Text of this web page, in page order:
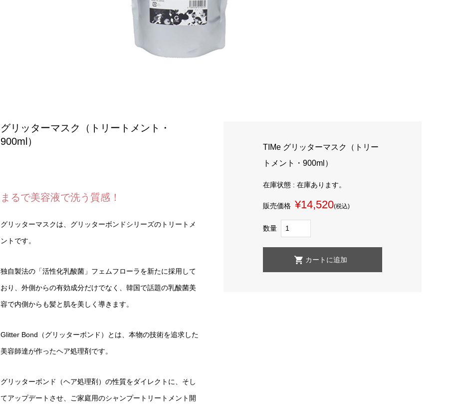
グリッターマスク（トリートメント・
900ml）
まるで美容液で洗う質感！
グリッターマスクは、グリッターボンドシリーズのトリートメ
ントです。
独自製法の「活性化乳酸菌」フェムフローラを新たに採用して
おり、外側からの有効成分だけでなく、韓国で話題の乳酸菌美
容で内側からも髪と肌を美しく導きます。
Glitter Bond（グリッターボンド）とは、本物の技術を追求した
美容師達が作ったヘア処理剤です。
グリッターボンド（ヘア処理剤）の性質をダイレクトに、そし
てアップデートさせ、ご家庭用のシャンプートリートメント開
TIMe グリッターマスク（トリー
トメント・900ml）
在庫状態 : 在庫あります。
販売価格 ¥14,520(税込)
数量